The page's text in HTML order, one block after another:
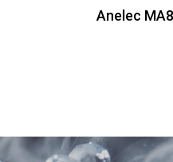
Anelec